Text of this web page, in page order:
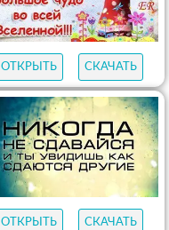
ОТКРЫТЬ СКАЧАТЬ
ОТКРЫТЬ СКАЧАТЬ